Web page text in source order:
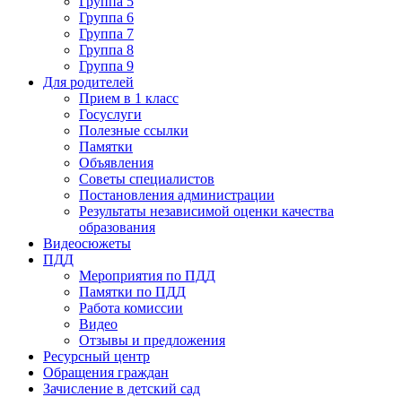
Группа 6
Группа 7
Группа 8
Группа 9
Для родителей
Прием в 1 класс
Госуслуги
Полезные ссылки
Памятки
Объявления
Советы специалистов
Постановления администрации
Результаты независимой оценки качества
образования
Видеосюжеты
ПДД
Мероприятия по ПДД
Памятки по ПДД
Работа комиссии
Видео
Отзывы и предложения
Ресурсный центр
Обращения граждан
Зачисление в детский сад